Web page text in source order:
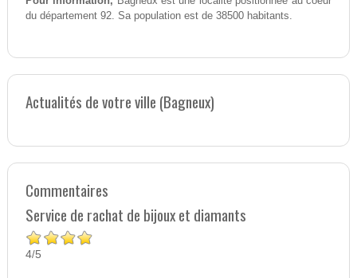
du département 92. Sa population est de 38500 habitants.
Actualités de votre ville (Bagneux)
Commentaires
Service de rachat de bijoux et diamants
4/5